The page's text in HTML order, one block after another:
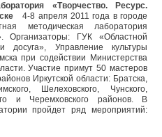
«Творчество. Ресурс.
4-8 апреля 2011 года в городе
методическая лаборатория
Организаторы: ГУК «Областной
досуга», Управление культуры
при содействии Министерства
Участие примут 50 мастеров
Иркутской области: Братска,
Шелеховского, Чунского,
и Черемховского районов. В
пройдет ряд мероприятий: